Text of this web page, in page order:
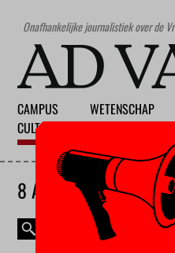
Onafhankelijke journalistiek over de
CAMPUS
CULTUUR
WETENSCHAP
8 AUGUSTUS 2026